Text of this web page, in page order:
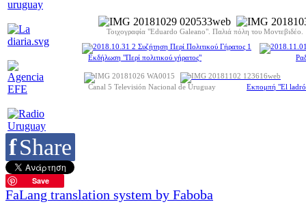
Τοιχογραφία "Eduardo Galeano". Παλιά πόλη του
Εκδήλωση "Περί πολιτικού γήρατος"
Canal 5 Televisión Nacional de Uruguay Εκπομπή "El
fShare
Save
FaLang translation system by Faboba